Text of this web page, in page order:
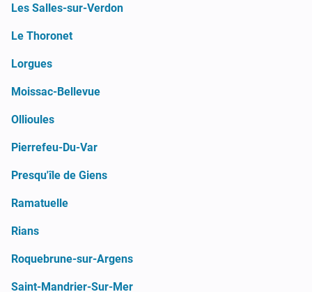
Les Salles-sur-Verdon
Le Thoronet
Lorgues
Moissac-Bellevue
Ollioules
Pierrefeu-Du-Var
Presqu'île de Giens
Ramatuelle
Rians
Roquebrune-sur-Argens
Saint-Mandrier-Sur-Mer